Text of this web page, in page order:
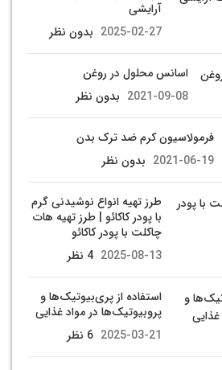
آرایشی
2025-02-27 بدون نظر
اسانس محلول در روغن
2021-09-08 بدون نظر
فرمولاسیون کرم ضد ترک بدن
2021-06-19 بدون نظر
طرز تهیه انواع نوشیدنی گرم
با پودر کاکائو | طرز تهیه هات
چاکلت با پودر کاکائو
2025-08-13 4 نظر
استفاده از پری‌بیوتیک‌ها و
پروبیوتیک‌ها در مواد غذایی
2025-03-21 6 نظر